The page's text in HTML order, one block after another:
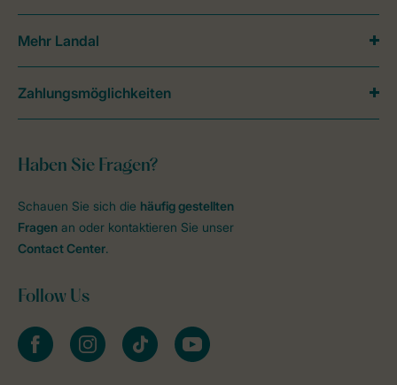
Haben Sie Fragen?
Schauen Sie sich die häufig gestellten
Fragen an oder kontaktieren Sie unser
Contact Center.
Follow Us
facebookinstagramtiktok youtube
Mehr Landal
Zahlungsmöglichkeiten